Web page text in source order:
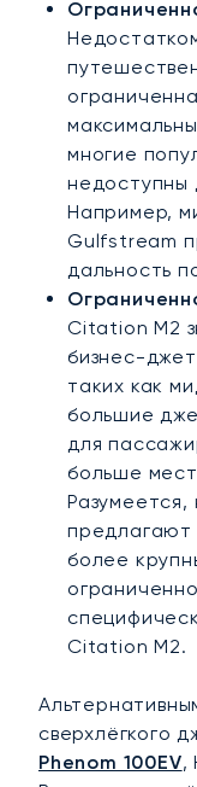
многие
недоступны
Например,
Gulfstream
дальность
Citation M2
бизнес-
таких как
большие
для
больше
предлагают
более
Citation M2.
сверхлёгкого
Phenom 100EV,